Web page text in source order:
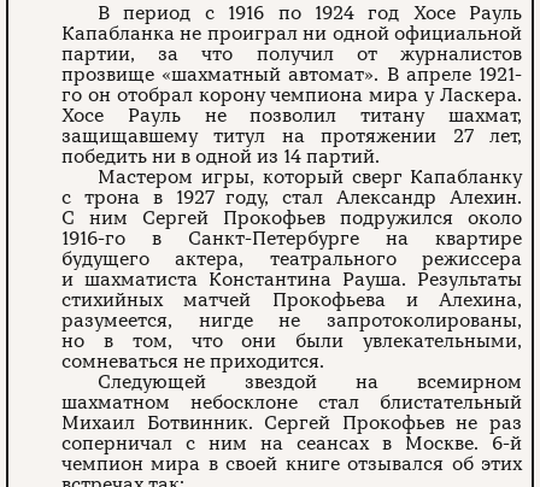
В период с 1916 по 1924 год Хосе Рауль
Капабланка не проиграл ни одной официальной
партии, за что получил от журналистов
прозвище «шахматный автомат». В апреле 1921-
го он отобрал корону чемпиона мира у Ласкера.
Хосе Рауль не позволил титану шахмат,
защищавшему титул на протяжении 27 лет,
победить ни в одной из 14 партий.
Мастером игры, который сверг Капабланку
с трона в 1927 году, стал Александр Алехин.
С ним Сергей Прокофьев подружился около
1916-го в Санкт-Петербурге на квартире
будущего актера, театрального режиссера
и шахматиста Константина Рауша. Результаты
стихийных матчей Прокофьева и Алехина,
разумеется, нигде не запротоколированы,
но в том, что они были увлекательными,
сомневаться не приходится.
Следующей звездой на всемирном
шахматном небосклоне стал блистательный
Михаил Ботвинник. Сергей Прокофьев не раз
соперничал с ним на сеансах в Москве. 6-й
чемпион мира в своей книге отзывался об этих